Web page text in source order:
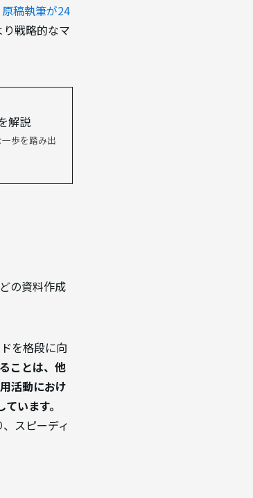
原稿執筆が24
戦略的なマ
解説
歩を踏み出
の資料作成
を格段に向
ことは、他
活動におけ
います。
スピーディ